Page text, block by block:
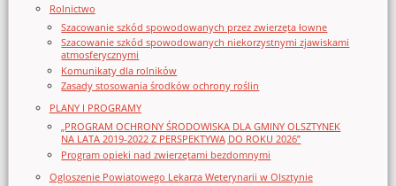
Rolnictwo
Szacowanie szkód spowodowanych przez zwierzęta łowne
Szacowanie szkód spowodowanych niekorzystnymi zjawiskami
atmosferycznymi
Komunikaty dla rolników
Zasady stosowania środków ochrony roślin
PLANY I PROGRAMY
„PROGRAM OCHRONY ŚRODOWISKA DLA GMINY OLSZTYNEK
NA LATA 2019-2022 Z PERSPEKTYWĄ DO ROKU 2026”
Program opieki nad zwierzętami bezdomnymi
Ogloszenie Powiatowego Lekarza Weterynarii w Olsztynie